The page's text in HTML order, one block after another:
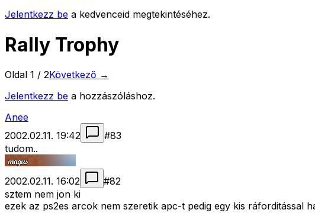
Jelentkezz be a kedvenceid megtekintéséhez.
Rally Trophy
Oldal 1 / 2Következő →
Jelentkezz be a hozzászóláshoz.
Anee
2002.02.11. 19:42
#83
tudom..
2002.02.11. 16:02 #82
sztem nem jon ki
ezek az ps2es arcok nem szeretik apc-t pedig egy kis ráforditással